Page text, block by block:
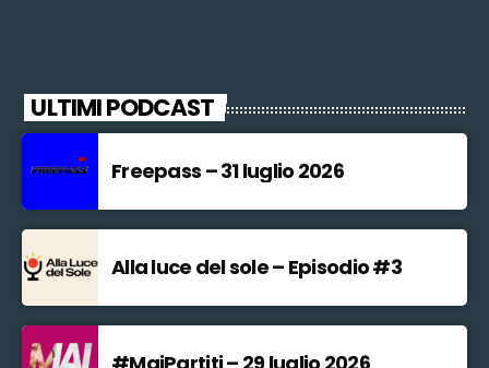
ULTIMI PODCAST
Freepass – 31 luglio 2026
Alla luce del sole – Episodio #3